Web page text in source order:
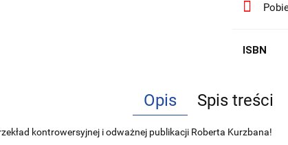
ISBN
Opis Spis treści
kontrowersyjnej i odważnej publikacji Roberta Kurzbana!